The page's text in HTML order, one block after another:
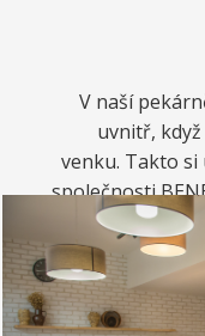
V naší
uvnitř,
venku. Takto si
společnosti
kávou.